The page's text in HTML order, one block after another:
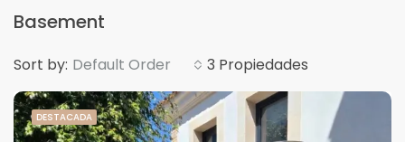
Basement
3 Propiedades
Sort by: Default Order
DESTACADA